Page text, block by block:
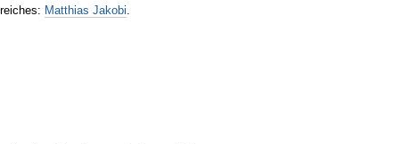
Matthias Jakobi.